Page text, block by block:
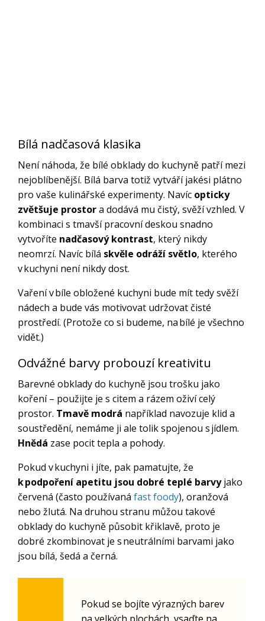
Bílá nadčasová klasika
Není náhoda, že bílé obklady do kuchyně patří mezi
nejoblíbenější. Bílá barva totiž vytváří jakési plátno
pro vaše kulinářské experimenty. Navíc opticky
zvětšuje prostora dodává mu čistý, svěží vzhled. V
kombinaci s tmavší pracovní deskou snadno
vytvoříte nadčasový kontrast, který nikdy
neomrzí. Navíc bílá skvěle odráží světlo, kterého
v kuchyni není nikdy dost.
Vaření v bíle obložené kuchyni bude mít tedy svěží
nádech a bude vás motivovat udržovat čisté
prostředí. (Protože co si budeme, na bílé je všechno
vidět.)
Odvážné barvy probouzí kreativitu
Barevné obklady do kuchyně jsou trošku jako
koření – použijte je s citem a rázem oživí celý
prostor. Tmavě modrá například navozuje klid a
soustředění, nemáme ji ale tolik spojenou s jídlem.
Hnědá zase pocit tepla a pohody.
Pokud v kuchyni i jíte, pak pamatujte, že
k podpoření apetitu jsou dobré teplé barvyjako
červená (často používaná fast foody), oranžová
nebo žlutá. Na druhou stranu můžou takové
obklady do kuchyně působit křiklavě, proto je
dobré zkombinovat je s neutrálními barvami jako
jsou bílá, šedá a černá.
Pokud se bojíte výrazných barev